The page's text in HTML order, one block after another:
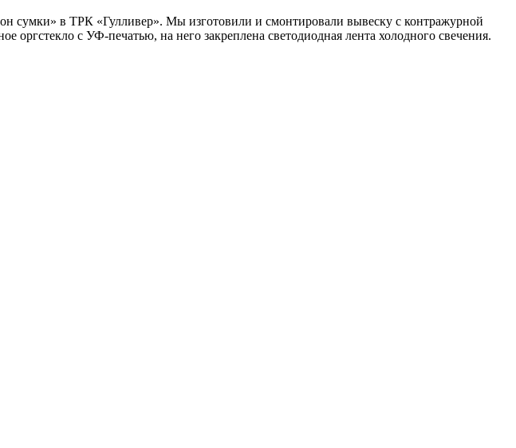
в ТРК «Гулливер». Мы изготовили и смонтировали вывеску с контражурной
с УФ-печатью, на него закреплена светодиодная лента холодного свечения.